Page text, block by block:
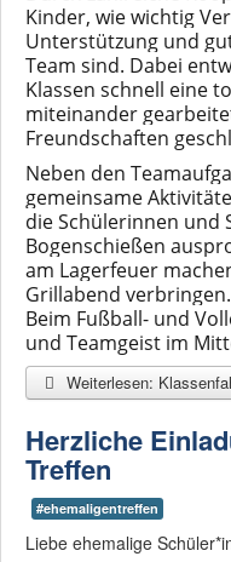
Kinder, wie wichtig
Unterstützung und
Team sind. Dabei
Klassen schnell eine
miteinander
Freundschaften
Neben den
gemeinsame
die Schülerinnen und
Bogenschießen
am Lagerfeuer
Grillabend
Beim Fußball- und
und Teamgeist im
Weiterlesen:
Herzliche
Treffen
#ehemaligentreffen
Liebe ehemalige